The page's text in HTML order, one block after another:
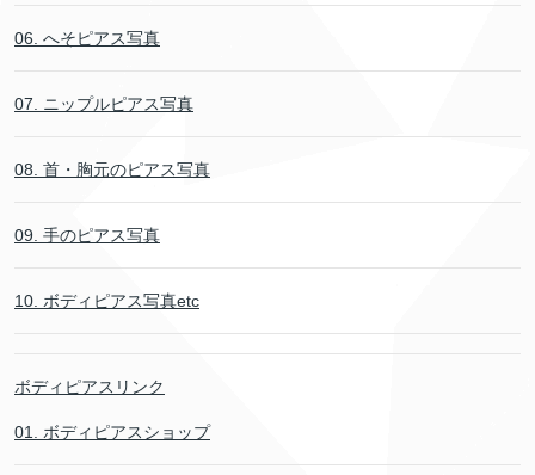
06. へそピアス写真
07. ニップルピアス写真
08. 首・胸元のピアス写真
09. 手のピアス写真
10. ボディピアス写真etc
ボディピアスリンク
01. ボディピアスショップ